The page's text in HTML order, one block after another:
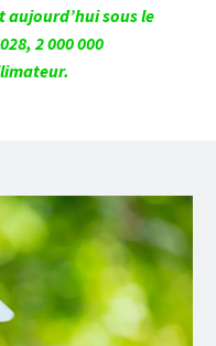
aujourd’hui sous le
2 000 000